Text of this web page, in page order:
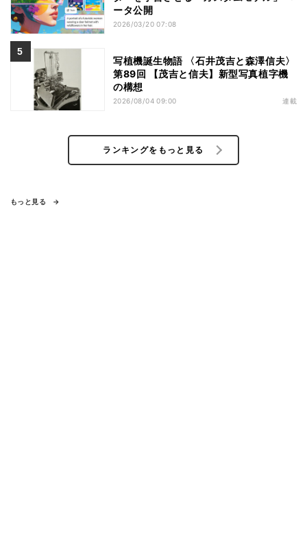
ータ公開
2026/03/20 07:08
写植機誕生物語 〈石井茂吉と森澤信夫〉
第89回 【茂吉と信夫】新型写真植字機
の構想
2026/08/04 09:00 連載
ランキングをもっと見る
もっと見る